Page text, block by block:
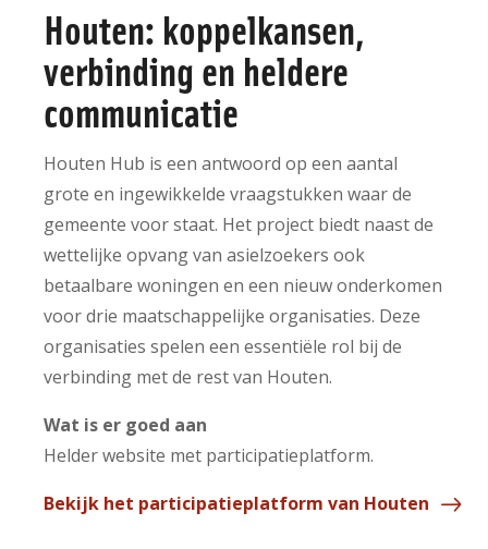
Houten: koppelkansen,
verbinding en heldere
communicatie
Houten Hub is een antwoord op een aantal
grote en ingewikkelde vraagstukken waar de
gemeente voor staat. Het project biedt naast de
wettelijke opvang van asielzoekers ook
betaalbare woningen en een nieuw onderkomen
voor drie maatschappelijke organisaties. Deze
organisaties spelen een essentiële rol bij de
verbinding met de rest van Houten.
Wat is er goed aan
Helder website met participatieplatform.
Bekijk het participatieplatform van Houten